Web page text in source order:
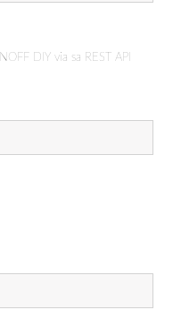
DIY via sa REST API